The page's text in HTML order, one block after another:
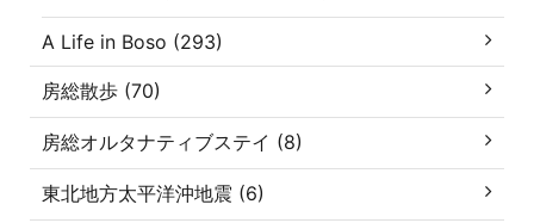
A Life in Boso (293)
房総散歩 (70)
房総オルタナティブステイ (8)
東北地方太平洋沖地震 (6)